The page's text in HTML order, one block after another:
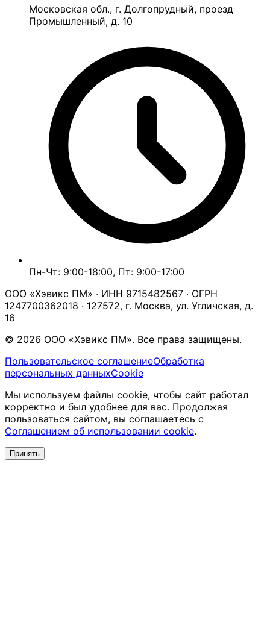
Московская обл., г. Долгопрудный, проезд
Промышленный, д. 10
Пн-Чт: 9:00-18:00, Пт: 9:00-17:00
ООО «Хэвикс ПМ» · ИНН 9715482567 · ОГРН
1247700362018 · 127572, г. Москва, ул. Угличская, д.
16
© 2026 ООО «Хэвикс ПМ». Все права защищены.
Пользовательское соглашениеОбработка
персональных данныхCookie
Мы используем файлы cookie, чтобы сайт работал
корректно и был удобнее для вас. Продолжая
пользоваться сайтом, вы соглашаетесь с
Соглашением об использовании cookie.
Принять